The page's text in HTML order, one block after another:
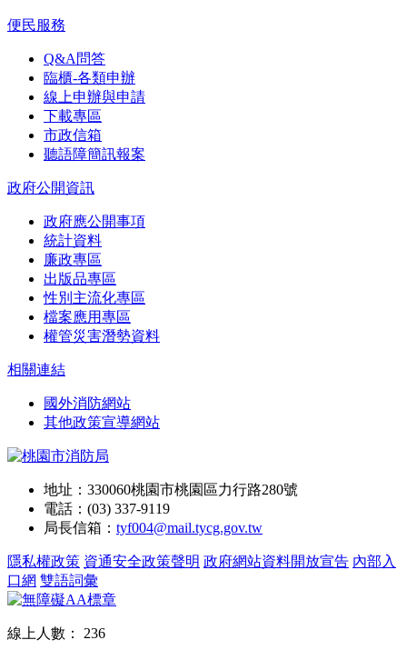
便民服務
Q&A問答
臨櫃-各類申辦
線上申辦與申請
下載專區
市政信箱
聽語障簡訊報案
政府公開資訊
政府應公開事項
統計資料
廉政專區
出版品專區
性別主流化專區
檔案應用專區
權管災害潛勢資料
相關連結
國外消防網站
其他政策宣導網站
地址：330060桃園市桃園區力行路280號
電話：(03) 337-9119
局長信箱： tyf004@mail.tycg.gov.tw
隱私權政策 資通安全政策聲明 政府網站資料開放宣告 內部入
口網 雙語詞彙
線上人數： 236